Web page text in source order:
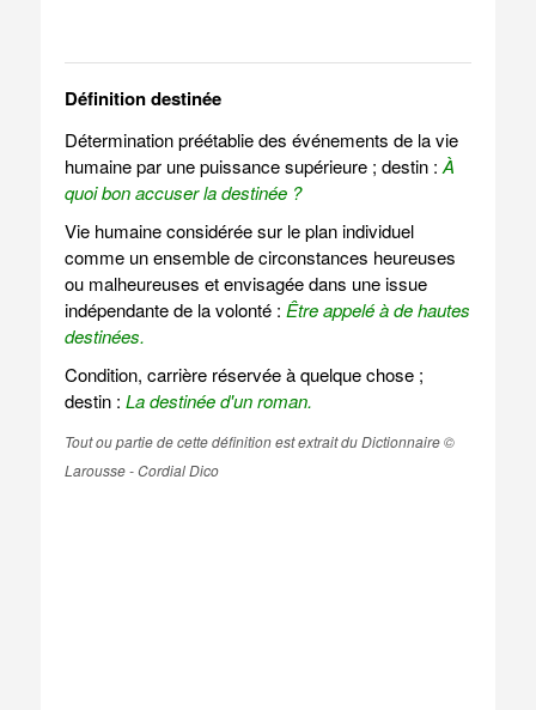
Définition destinée
Détermination préétablie des événements de la vie
humaine par une puissance supérieure ; destin : À
quoi bon accuser la destinée ?
Vie humaine considérée sur le plan individuel
comme un ensemble de circonstances heureuses
ou malheureuses et envisagée dans une issue
indépendante de la volonté : Être appelé à de hautes
destinées.
Condition, carrière réservée à quelque chose ;
destin : La destinée d'un roman.
Tout ou partie de cette définition est extrait du Dictionnaire ©
Larousse - Cordial Dico